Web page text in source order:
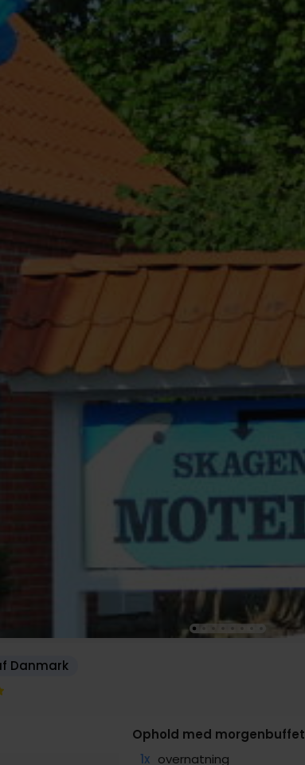
Danmark
Ophold med morgenbuffet
1x overnatning